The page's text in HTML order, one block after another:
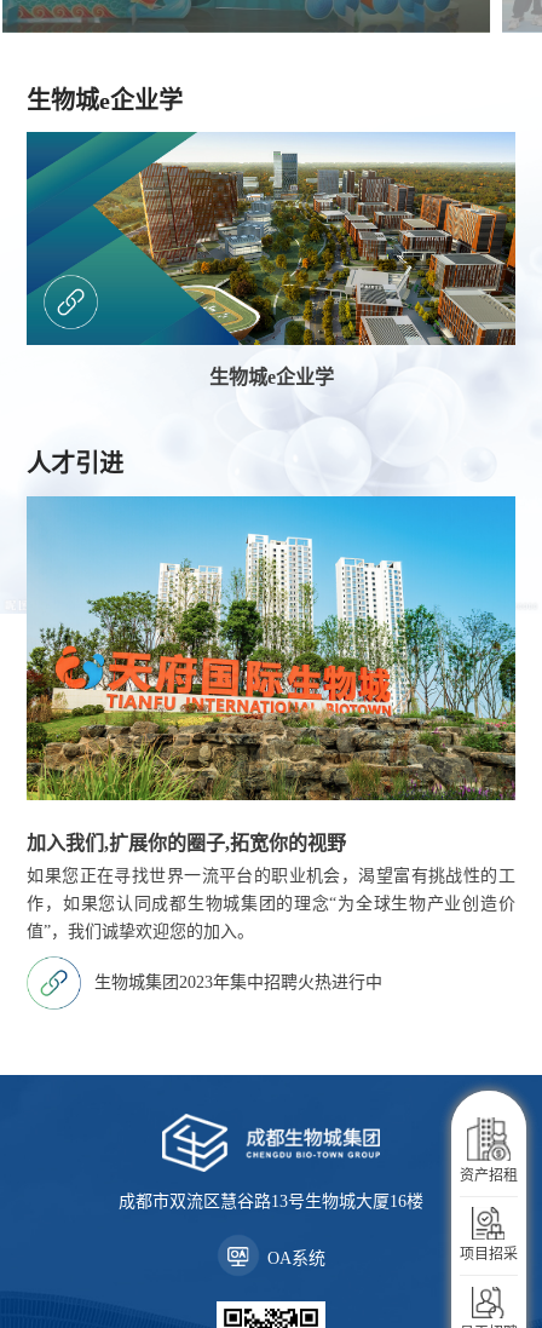
企业服务
生活服务
资产招租
项目招采
生物城e企业学
生物城e企业学
人才引进
加入我们,扩展你的圈子,拓宽你的视野
如果您正在寻找世界一流平台的职业机会，渴望富有挑战性的工
作，如果您认同成都生物城集团的理念“为全球生物产业创造价
值”，我们诚挚欢迎您的加入。
生物城集团2023年集中招聘火热进行中
成都市双流区慧谷路13号生物城大厦16楼
OA系统